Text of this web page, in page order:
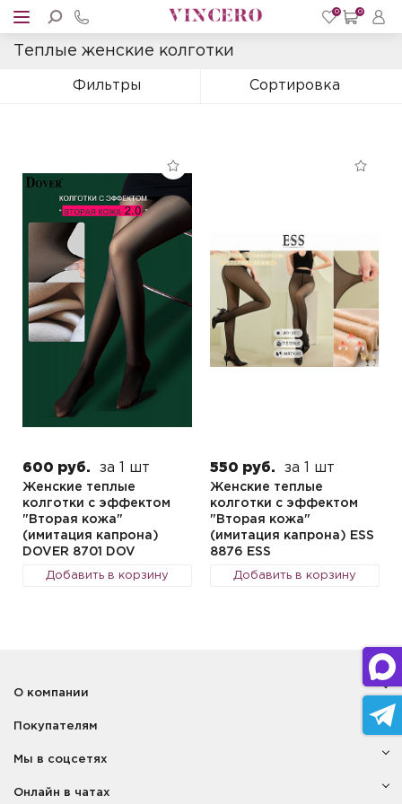
0 0
Теплые женские колготки
Фильтры Сортировка
600 руб. за 1 шт
Женские теплые
колготки с эффектом
"Вторая кожа"
(имитация капрона)
DOVER 8701 DOV
Добавить в корзину
550 руб. за 1 шт
Женские теплые
колготки с эффектом
"Вторая кожа"
(имитация капрона) ESS
8876 ESS
Добавить в корзину
Покупателям
О компании
Мы в соцсетях
Онлайн в чатах